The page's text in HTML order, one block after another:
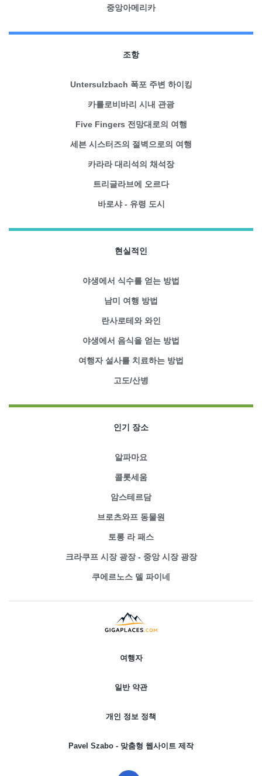
중앙아메리카
조항
Untersulzbach 폭포 주변 하이킹
카를로비바리 시내 관광
Five Fingers 전망대로의 여행
세븐 시스터즈의 절벽으로의 여행
카라라 대리석의 채석장
트리글라브에 오르다
바로샤 - 유령 도시
현실적인
야생에서 식수를 얻는 방법
남미 여행 방법
란사로테와 와인
야생에서 음식을 얻는 방법
여행자 설사를 치료하는 방법
고도/산병
인기 장소
알파마요
콜롯세움
암스테르담
브로츠와프 동물원
토롱 라 패스
크라쿠프 시장 광장 - 중앙 시장 광장
쿠에르노스 델 파이네
여행자
일반 약관
개인 정보 정책
Pavel Szabo - 맞춤형 웹사이트 제작